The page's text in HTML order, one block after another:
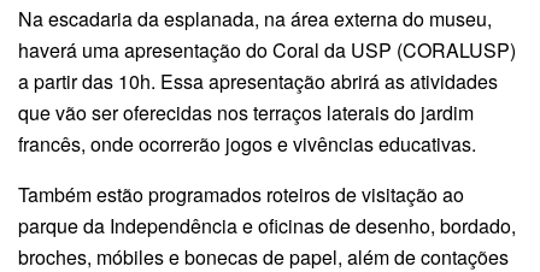
Na escadaria da esplanada, na área externa do museu,
haverá uma apresentação do Coral da USP (CORALUSP)
a partir das 10h. Essa apresentação abrirá as atividades
que vão ser oferecidas nos terraços laterais do jardim
francês, onde ocorrerão jogos e vivências educativas.
Também estão programados roteiros de visitação ao
parque da Independência e oficinas de desenho, bordado,
broches, móbiles e bonecas de papel, além de contações